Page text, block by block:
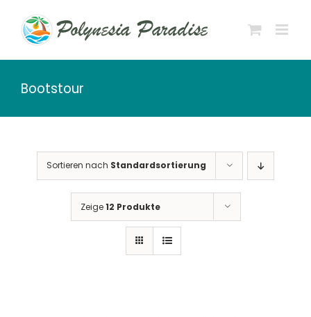
Inhalt
springen
Bootstour
Sortieren nach Standardsortierung
Zeige12 Produkte